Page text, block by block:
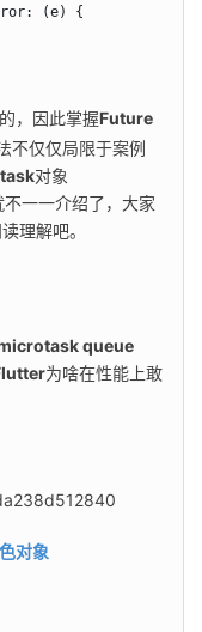
(e) {
，因此掌握Future
不仅仅局限于案例
对象
一一介绍了，大家
理解吧。
queue
为啥在性能上敢
对象